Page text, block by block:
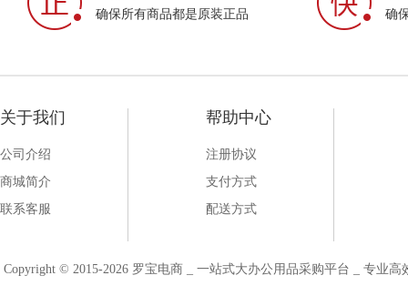
确保所有商品都是原装正品 确
关于我们
公司介绍
商城简介
联系客服
帮助中心
注册协议
支付方式
配送方式
Copyright © 2015-2026 罗宝电商 _ 一站式大办公用品采购平台 _ 专业